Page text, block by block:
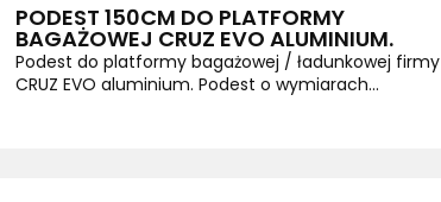
PODEST 150CM DO PLATFORMY
BAGAŻOWEJ CRUZ EVO ALUMINIUM.
Podest do platformy bagażowej / ładunkowej firmy
CRUZ EVO aluminium. Podest o wymiarach...